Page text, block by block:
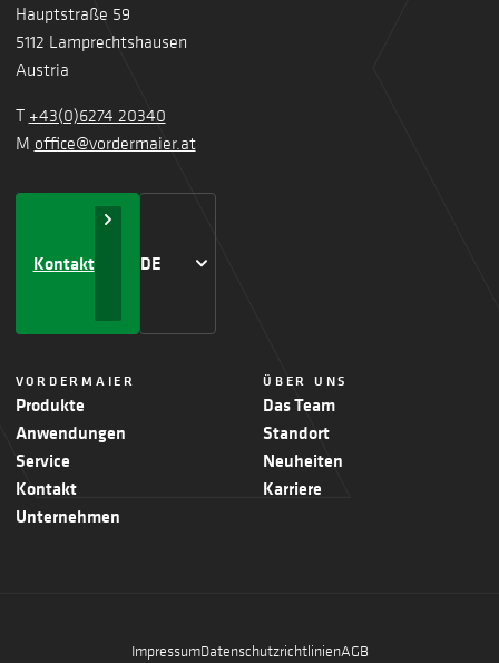
Hauptstraße 59
5112 Lamprechtshausen
Austria
T +43(0)6274 20340
M office@vordermaier.at
Kontakt DE
VORDERMAIER
Produkte
Anwendungen
Service
Kontakt
Unternehmen
ÜBER UNS
Das Team
Standort
Neuheiten
Karriere
ImpressumDatenschutzrichtlinienAGB